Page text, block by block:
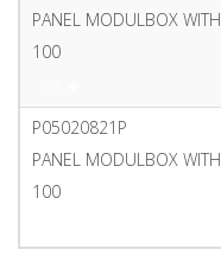
PANEL MODULBOX
100
P05020821P
PANEL MODULBOX
100